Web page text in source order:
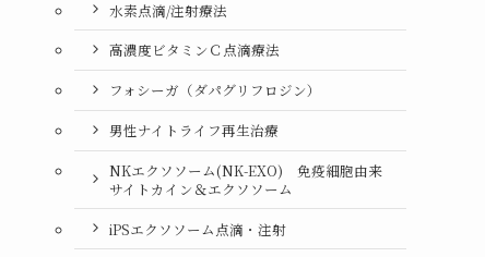
水素点滴/注射療法
高濃度ビタミンＣ点滴療法
フォシーガ（ダパグリフロジン）
男性ナイトライフ再生治療
NKエクソソーム(NK-EXO) 免疫細胞由来
サイトカイン＆エクソソーム
iPSエクソソーム点滴・注射